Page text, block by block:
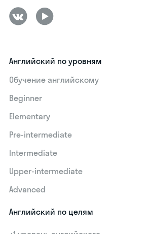
Английский по уровням
Обучение английскому
Beginner
Elementary
Pre-intermediate
Intermediate
Upper-intermediate
Advanced
Английский по целям